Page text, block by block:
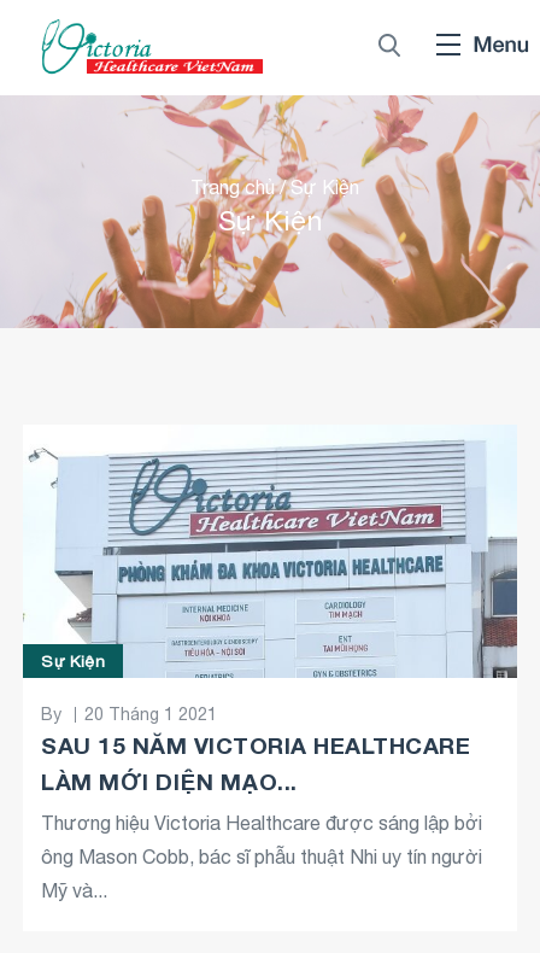
Trang chủ / Sự Kiện
Sự Kiện
Sự Kiện
By 20 Tháng 1 2021
SAU 15 NĂM VICTORIA HEALTHCARE
LÀM MỚI DIỆN MẠO...
Thương hiệu Victoria Healthcare được sáng lập bởi
ông Mason Cobb, bác sĩ phẫu thuật Nhi uy tín người
Mỹ và...